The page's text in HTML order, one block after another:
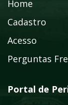
Home
Cadastro
Acesso
Perguntas
Portal de